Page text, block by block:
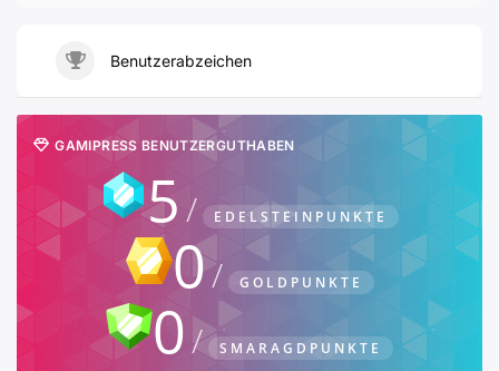
Benutzerabzeichen
GAMIPRESS BENUTZERGUTHABEN
5 EDELSTEINPUNKTE
0 GOLDPUNKTE
0 SMARAGDPUNKTE